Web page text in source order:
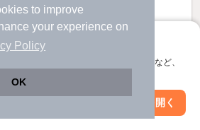
to improve
your experience on
Policy
OK
て、サクサクお部屋探し
ぐ使える。マップ検索やお気に入り保存など、
アプリを開く
のすべての部屋を見る
絞り込み条件を変更